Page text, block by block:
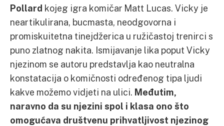
Pollard kojeg igra komičar Matt Lucas. Vicky je
neartikulirana, bucmasta, neodgovorna i
promiskuitetna tinejdžerica u ružičastoj trenirci s
puno zlatnog nakita. Ismijavanje lika poput Vicky
njezinom se autoru predstavlja kao neutralna
konstatacija o komičnosti određenog tipa ljudi
kakve možemo vidjeti na ulici. Međutim,
naravno da su njezini spol i klasa ono što
omogućava društvenu prihvatljivost njezinog